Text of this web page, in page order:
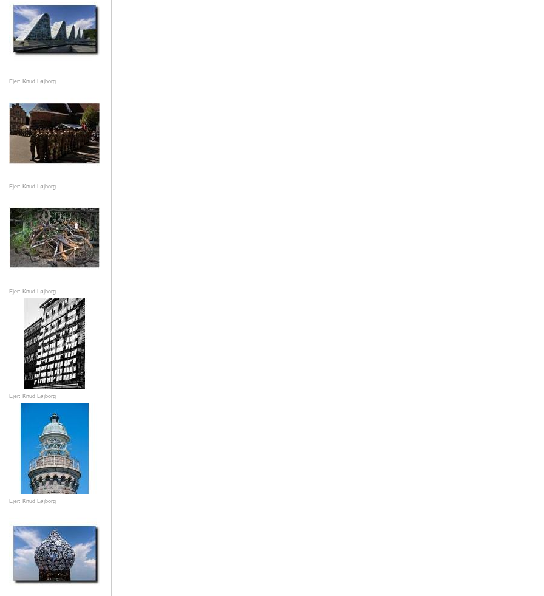
Ejer: Knud Løjborg
Ejer: Knud Løjborg
Ejer: Knud Løjborg
Ejer: Knud Løjborg
Ejer: Knud Løjborg